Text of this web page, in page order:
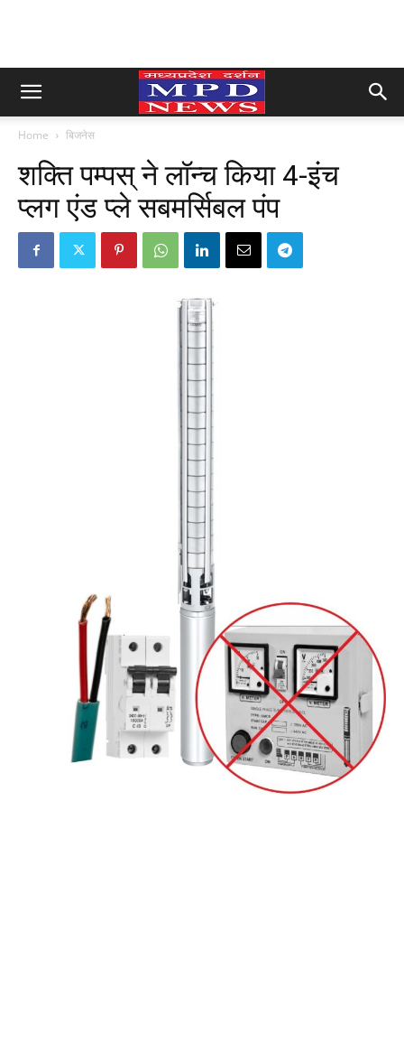
Home बिजनेस
शक्ति पम्पस् ने लॉन्च किया 4-इंच
प्लग एंड प्ले सबमर्सिबल पंप